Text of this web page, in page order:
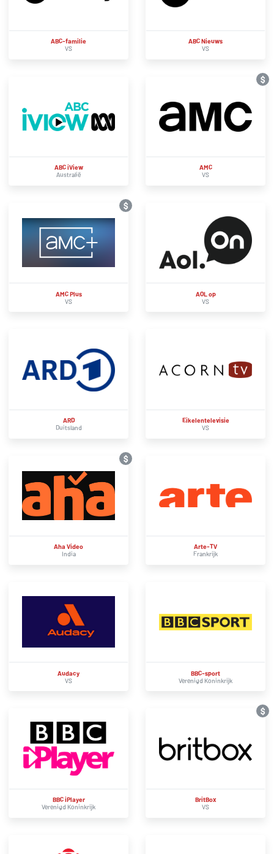
ABC-familie
VS
ABC Nieuws
VS
ABC iView
Australië
$
AMC
VS
$
AMC Plus
VS
AOL op
VS
ARD
Duitsland
Eikelentelevisie
VS
$
Aha Video
India
Arte-TV
Frankrijk
Audacy
VS
BBC-sport
Verenigd Koninkrijk
BBC iPlayer
Verenigd Koninkrijk
$
BritBox
VS